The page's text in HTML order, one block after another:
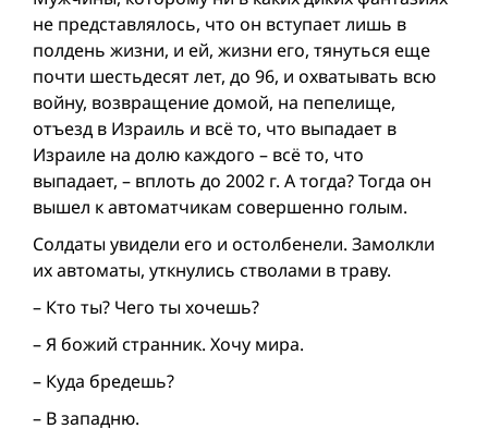
не представлялось, что он вступает лишь в
полдень жизни, и ей, жизни его, тянуться еще
почти шестьдесят лет, до 96, и охватывать всю
вой­ну, возвращение домой, на пепелище,
отъезд в Израиль и всё то, что выпадает в
Израиле на долю каждого – всё то, что
выпадает, – вплоть до 2002 г. А тогда? Тогда он
вышел к автоматчикам совершенно голым.
Солдаты увидели его и остолбенели. Замолкли
их автоматы, уткнулись стволами в траву.
– Кто ты? Чего ты хочешь?
– Я божий странник. Хочу мира.
– Куда бредешь?
– В западню.